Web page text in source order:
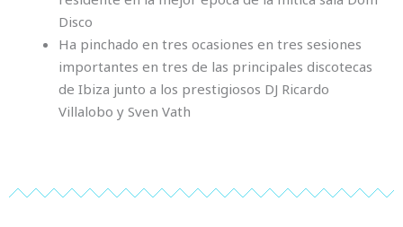
Disco
Ha pinchado en tres ocasiones en tres sesiones
importantes en tres de las principales discotecas
de Ibiza junto a los prestigiosos DJ Ricardo
Villalobo y Sven Vath